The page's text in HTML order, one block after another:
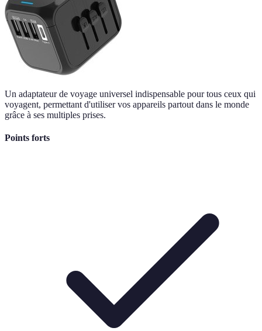
Un adaptateur de voyage universel indispensable pour tous ceux qui
voyagent, permettant d'utiliser vos appareils partout dans le monde
grâce à ses multiples prises.
Points forts